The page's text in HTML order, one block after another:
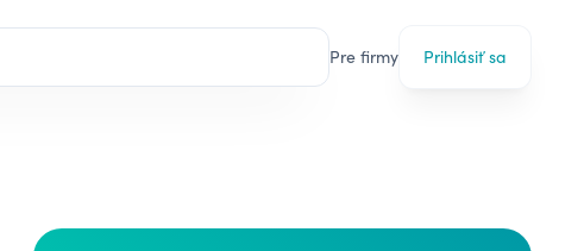
Pre firmy Prihlásiť sa